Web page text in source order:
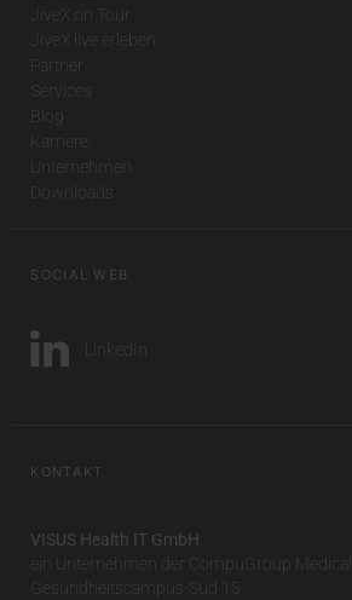
JiveX on Tour
JiveX live erleben
Partner
Services
Blog
Karriere
Unternehmen
Downloads
SOCIAL WEB
LinkedIn
KONTAKT
VISUS Health IT GmbH
ein Unternehmen der CompuGroup Medical
Gesundheitscampus-Süd 15